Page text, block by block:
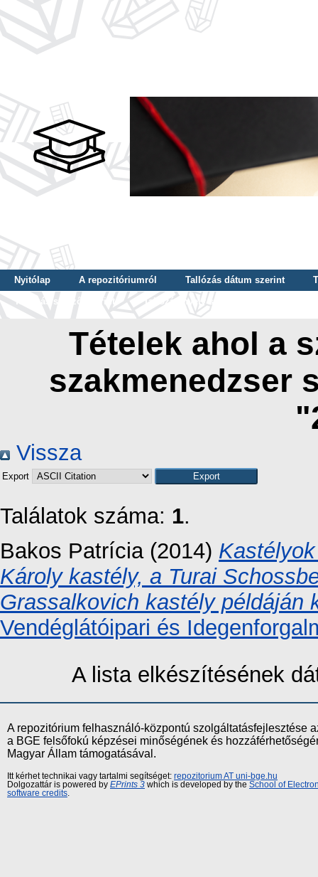
Nyitólap A repozitóriumról Tallózás dátum szerint
Tallózás szerző szerint
Tallózás nyelv szerint
Tételek ahol a
szakmenedzser
Vissza
Export
Találatok száma: 1.
Bakos Patrícia (2014)
Károly kastély, a Turai
Grassalkovich kastély példáján
Vendéglátóipari és
A lista elkészítésének
A repozitórium felhasználó-központú szolgáltatásfejlesztése
a BGE felsőfokú képzései minőségének és
Magyar Állam támogatásával.
Itt kérhet technikai vagy tartalmi segítséget: repozitorium AT uni-bge.hu
Dolgozattár is powered by EPrints 3 which is developed by the School of
software credits